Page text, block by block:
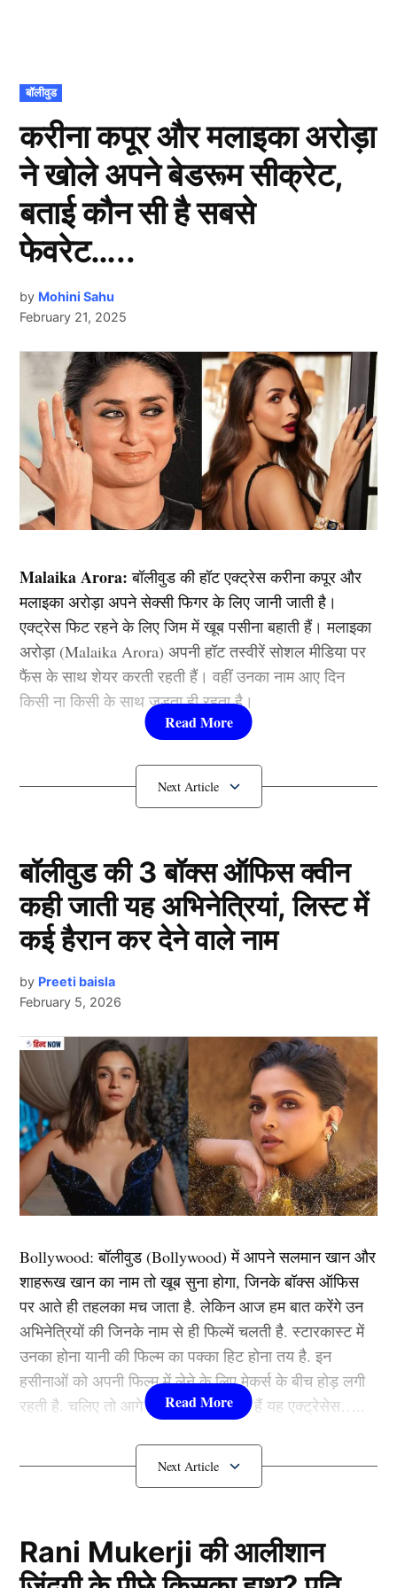
POSTED
IN
बॉलीवुड
करीना कपूर और मलाइका अरोड़ा
ने खोले अपने बेडरूम सीक्रेट,
बताई कौन सी है सबसे
फेवरेट…..
by Mohini Sahu
February 21, 2025
Malaika Arora: बॉलीवुड की हॉट एक्ट्रेस करीना कपूर और
मलाइका अरोड़ा अपने सेक्सी फिगर के लिए जानी जाती है।
एक्ट्रेस फिट रहने के लिए जिम में खूब पसीना बहाती हैं। मलाइका
अरोड़ा (Malaika Arora) अपनी हॉट तस्वीरें सोशल मीडिया पर
फैंस के साथ शेयर करती रहती हैं। वहीं उनका नाम आए दिन
किसी ना किसी के साथ जुड़ता ही रहता है।
उन्हें एक बिंदास एक्ट्रेस कहा जाता है। हालांकि कई जिसके लिए
इन्हें ट्रोल भी किया जा चुका है।
Malaika Arora खोल चुकी हैं अपने बेडरुम
सीक्रेट
Malaika Arora
मलाइका अरोड़ा (Malaika Arora) आए दिन चर्चा में बनी रहती
हैं। चाहें उनका किसी के साथ अफेयर हो फिर उनके सरकास्टिक
बयान। ऐसे ही एक बार एक्ट्रेस जब सुर्खियों में आई थी जब उन्होंने
दरअसल इस दौरान एक्ट्रेस ने अपने बेडरुम सीक्रेट्स की कुछ
बातें शेयर की थी।
जिसमें मलाइका ने अपनी च्वाइस को शेयर किया था कि उन्हें क्या
पसंद है क्या नहीं। चलिए आपको बताते हैं क्या कहा था मलाइका
अरोड़ा ने।
Malaika Arora ने बताई अपनी फेवरेट
पोजीशन
Next Article
बॉलीवुड की 3 बॉक्स ऑफिस क्वीन
कही जाती यह अभिनेत्रियां, लिस्ट में
कई हैरान कर देने वाले नाम
by Preeti baisla
February 5, 2026
Bollywood:बॉलीवुड (Bollywood)में आपने सलमान खान और
शाहरूख खान का नाम तो खूब सुना होगा, जिनके बॉक्स ऑफिस
पर आते ही तहलका मच जाता है. लेकिन आज हम बात करेंगे उन
अभिनेत्रियों की जिनके नाम से ही फिल्में चलती है. स्टारकास्ट में
उनका होना यानी की फिल्म का पक्का हिट होना तय है. इन
हसीनाओं को अपनी फिल्म में लेने के लिए मेकर्स के बीच होड़ लगी
रहती है. चलिए तो आगे जानते हैं कौन-कौन हैं यह एक्ट्रेसेस…..
कौन हैंBollywood की यह हसीनाएं?
Padukone)
Rani Mukerji की आलीशान